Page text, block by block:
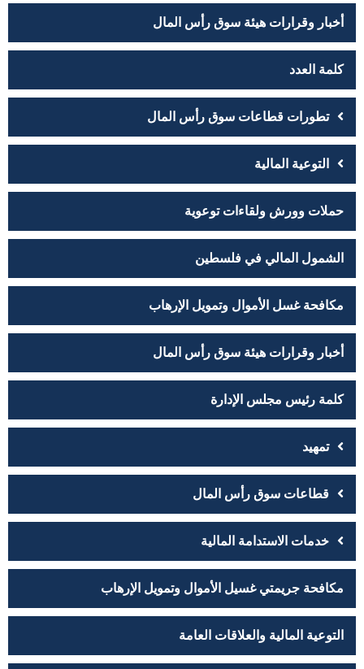
أخبار وقرارات هيئة سوق رأس المال
كلمة العدد
تطورات قطاعات سوق رأس المال
التوعية المالية
حملات وورش ولقاءات توعوية
الشمول المالي في فلسطين
مكافحة غسل الأموال وتمويل الإرهاب
أخبار وقرارات هيئة سوق رأس المال
كلمة رئيس مجلس الإدارة
تمهيد
قطاعات سوق رأس المال
خدمات الاستدامة المالية
مكافحة جريمتي غسيل الأموال وتمويل الإرهاب
التوعية المالية والعلاقات العامة